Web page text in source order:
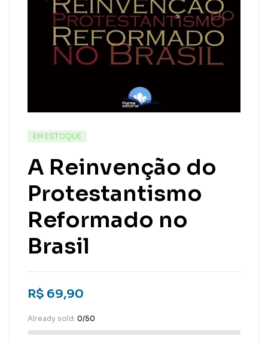
EM ESTOQUE
A Reinvenção do
Protestantismo
Reformado no
Brasil
R$ 69,90
Already sold: 0/50